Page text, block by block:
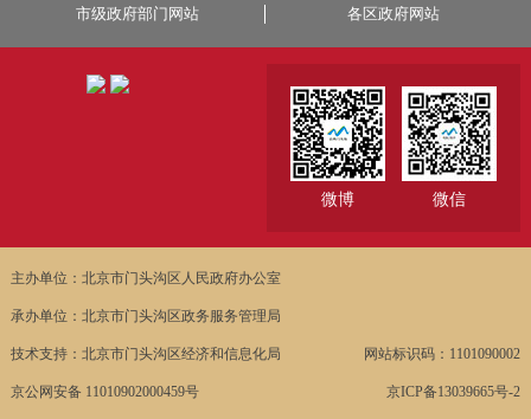
市级政府部门网站 各区政府网站
微博 微信
主办单位：北京市门头沟区人民政府办公室
承办单位：北京市门头沟区政务服务管理局
技术支持：北京市门头沟区经济和信息化局 网站标识码：1101090002
京公网安备 11010902000459号 京ICP备13039665号-2